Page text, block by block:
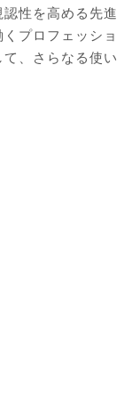
性を高める先進
プロフェッショ
、さらなる使い